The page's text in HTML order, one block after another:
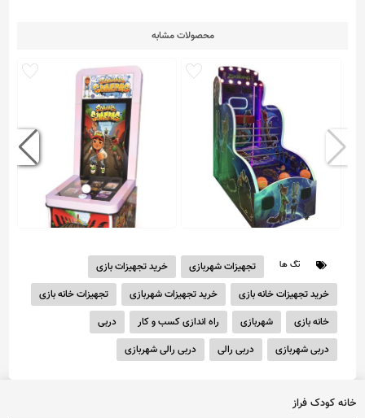
محصولات مشابه
فاقد قیمت
دستگاه شهربازی subway
تگ ها تجهیزات شهربازی
خرید تجهیزات بازی
خرید تجهیزات خانه بازی
خرید تجهیزات شهربازی
تجهیزات خانه بازی
خانه بازی
شهربازی راه اندازی کسب و کار
دربی
دربی شهربازی
دربی رالی دربی رالی شهربازی
خانه کودک فراز